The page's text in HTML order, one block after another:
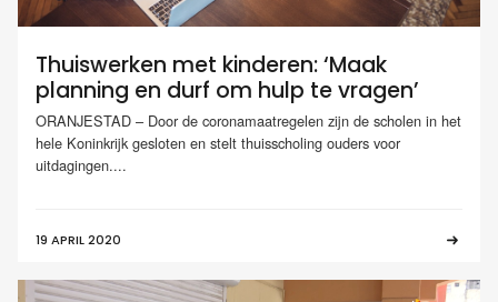
Thuiswerken met kinderen: ‘Maak
planning en durf om hulp te vragen’
ORANJESTAD – Door de coronamaatregelen zijn de scholen in het
hele Koninkrijk gesloten en stelt thuisscholing ouders voor
uitdagingen....
19 APRIL 2020